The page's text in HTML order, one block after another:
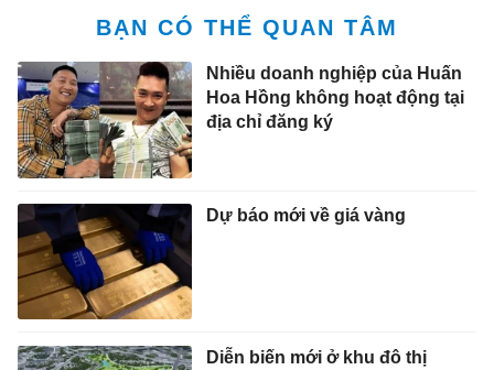
BẠN CÓ THỂ QUAN TÂM
Nhiều doanh nghiệp của Huấn
Hoa Hồng không hoạt động tại
địa chỉ đăng ký
Dự báo mới về giá vàng
Diễn biến mới ở khu đô thị